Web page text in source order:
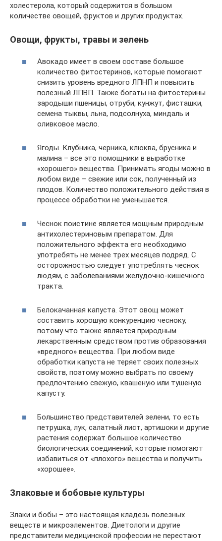
холестерола, который содержится в большом
количестве овощей, фруктов и других продуктах.
Овощи, фрукты, травы и зелень
Авокадо имеет в своем составе большое
количество фитостеринов, которые помогают
снизить уровень вредного ЛПНП и повысить
полезный ЛПВП. Также богаты на фитостерины
зародыши пшеницы, отруби, кунжут, фисташки,
семена тыквы, льна, подсолнуха, миндаль и
оливковое масло.
Ягоды. Клубника, черника, клюква, брусника и
малина – все это помощники в выработке
«хорошего» вещества. Принимать ягоды можно в
любом виде – свежие или сок, полученный из
плодов. Количество положительного действия в
процессе обработки не уменьшается.
Чеснок поистине является мощным природным
антихолестериновым препаратом. Для
положительного эффекта его необходимо
употребять не менее трех месяцев подряд. С
осторожностью следует употреблять чеснок
людям, с заболеваниями желудочно-кишечного
тракта.
Белокачанная капуста. Этот овощ может
составить хорошую конкуренцию чесноку,
потому что также является природным
лекарственным средством против образования
«вредного» вещества. При любом виде
обработки капуста не теряет своих полезных
свойств, поэтому можно выбрать по своему
предпочтению свежую, квашеную или тушеную
капусту.
Большинство представителей зелени, то есть
петрушка, лук, салатный лист, артишоки и другие
растения содержат большое количество
биологических соединений, которые помогают
избавиться от «плохого» вещества и получить
«хорошее».
Злаковые и бобовые культуры
Злаки и бобы – это настоящая кладезь полезных
веществ и микроэлементов. Диетологи и другие
представители медицинской профессии не перестают